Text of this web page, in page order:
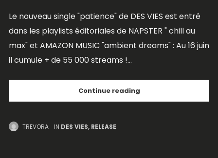
Le nouveau single "patience" de DES VIES est entré
dans les playlists éditoriales de NAPSTER " chill au
max" et AMAZON MUSIC "ambient dreams" : Au 16 juin
il cumule + de 55 000 streams !...
Continue reading
TREVORA IN DES VIES, RELEASE